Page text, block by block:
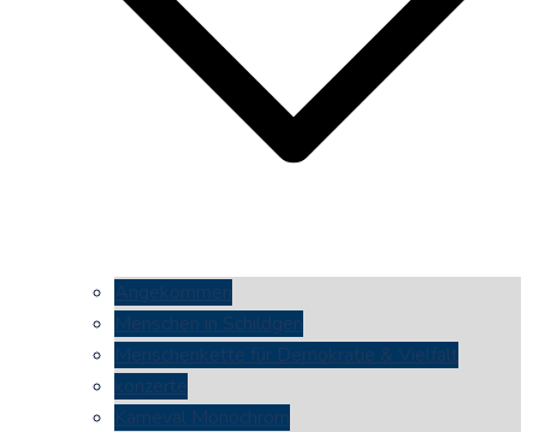
Angekommen
Menschen in Schildgen
Menschenkette für Demokratie & Vielfalt
konzerte
Karneval Monochrom